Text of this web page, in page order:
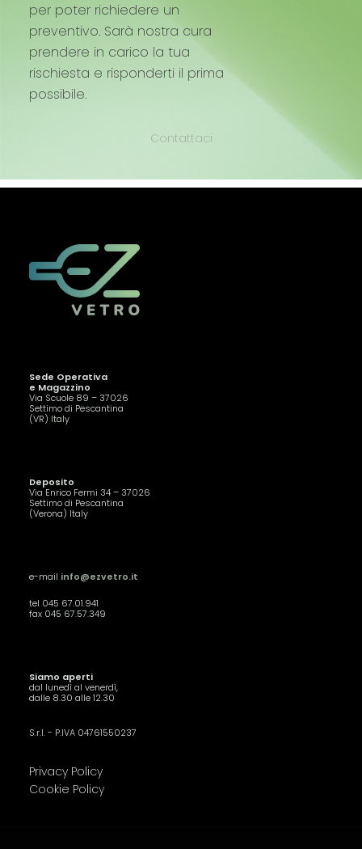
per poter richiedere un
preventivo. Sarà nostra cura
prendere in carico la tua
rischiesta e risponderti il prima
possibile.
Contattaci
Sede Operativa
e Magazzino
Via Scuole 89 – 37026
Settimo di Pescantina
(VR) Italy
Deposito
Via Enrico Fermi 34 – 37026
Settimo di Pescantina
(Verona) Italy
e-mail info@ezvetro.it
tel 045 67.01.941
fax 045 67.57.349
Siamo aperti
dal lunedì al venerdì,
dalle 8.30 alle 12.30
S.r.l. - P.IVA 04761550237
Privacy Policy
Cookie Policy